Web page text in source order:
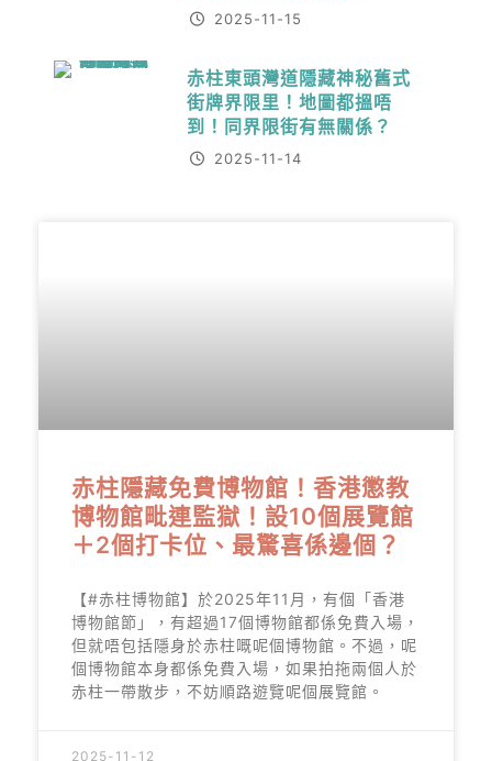
2025-11-15
赤柱東頭灣道隱藏神秘舊式
街牌界限里！地圖都搵唔
到！同界限街有無關係？
2025-11-14
赤柱隱藏免費博物館！香港懲教
博物館毗連監獄！設10個展覽館
＋2個打卡位、最驚喜係邊個？
【#赤柱博物館】於2025年11月，有個「香港
博物館節」，有超過17個博物館都係免費入場，
但就唔包括隱身於赤柱嘅呢個博物館。不過，呢
個博物館本身都係免費入場，如果拍拖兩個人於
赤柱一帶散步，不妨順路遊覽呢個展覽館。
2025-11-12